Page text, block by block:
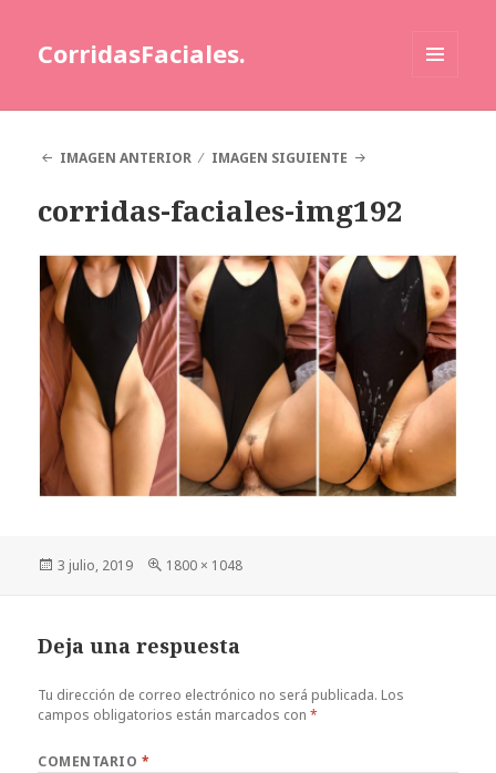
CorridasFaciales.
IMAGEN ANTERIOR
IMAGEN SIGUIENTE
corridas-faciales-img192
Publicado
3 julio, 2019
Tamaño
1800 × 1048
Deja una respuesta
Tu dirección de correo electrónico no será publicada. Los
campos obligatorios están marcados con*
COMENTARIO *